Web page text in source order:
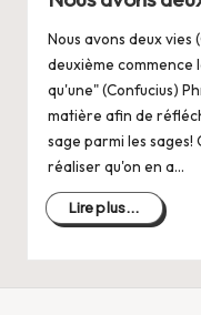
s
a
V
ie
Nous avons deux vies
deuxième commence
qu'une" (Confucius)
matière afin de
sage parmi les sages!
réaliser qu'on en a…
Lire plus...